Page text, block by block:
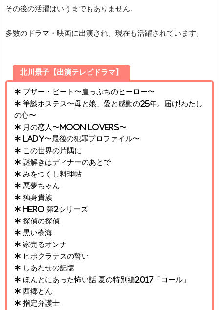
その後の活躍はいうまでもありません。
多数のドラマ・映画に出演され、現在も活躍されています。
北川景子【出演テレビドラマ】
* ブザー・ビート〜崖っぷちのヒーロー〜
* 筆談ホステス〜母と娘、愛と感動の25年。届け!わたし
の心〜
* 月の恋人〜Moon Lovers〜
* LADY〜最後の犯罪プロファイル〜
* この世界の片隅に
* 謎解きはディナーのあとで
* みをつくし料理帖
* 悪夢ちゃん
* 独身貴族
* HERO 第2シリーズ
* 探偵の探偵
* 黒い樹海
* 家売るオンナ
* ヒポクラテスの誓い
* しあわせの記憶
* ほんとにあった怖い話 夏の特別編2017「コール」
* 西郷どん
* 指定弁護士